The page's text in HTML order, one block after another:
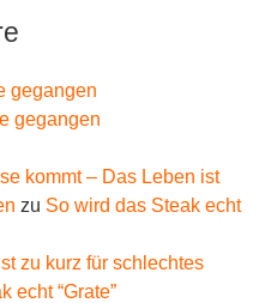
gegangen
gegangen
kommt – Das Leben ist
zu So wird das Steak echt
zu kurz für schlechtes
echt “Grate”